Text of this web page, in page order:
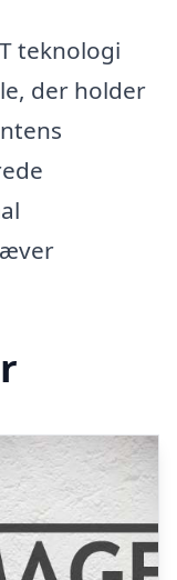
teknologi
der holder